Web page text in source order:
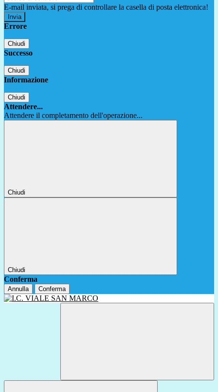
E-mail inviata, si prega di controllare la casella di posta elettronica!
Errore
Chiudi
Successo
Chiudi
Informazione
Chiudi
Attendere...
Attendere il completamento dell'operazione...
Chiudi
Chiudi
Conferma
Annulla Conferma